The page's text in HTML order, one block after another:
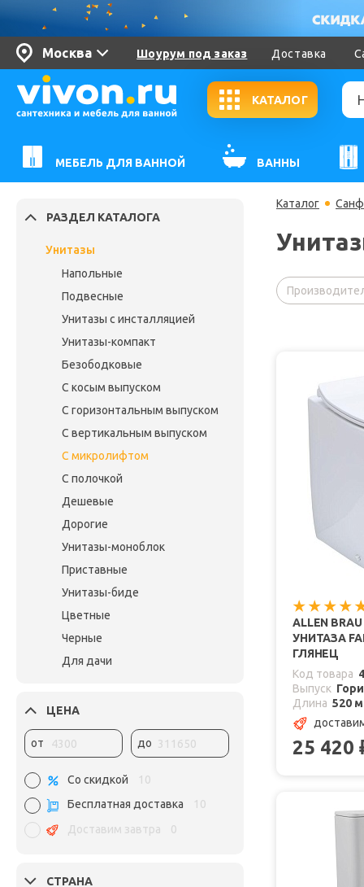
Москва Шоурум под заказ Доставка
КАТАЛОГ
МЕБЕЛЬ ДЛЯ ВАННОЙ ВАННЫ
РАЗДЕЛ КАТАЛОГА
Унитазы
Напольные
Подвесные
Унитазы с инсталляцией
Унитазы-компакт
Безободковые
С косым выпуском
С горизонтальным выпуском
С вертикальным выпуском
С микролифтом
С полочкой
Дешевые
Дорогие
Унитазы-моноблок
Приставные
Унитазы-биде
Цветные
Черные
Для дачи
ЦЕНА
от до
Со скидкой
10
Бесплатная доставка
10
Доставим завтра
0
СТРАНА
Каталог
ALLEN
УНИТАЗА
ГЛЯНЕЦ
Код товара
Выпуск
Длина 520
25 420